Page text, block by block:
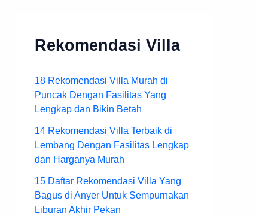
Rekomendasi Villa
18 Rekomendasi Villa Murah di
Puncak Dengan Fasilitas Yang
Lengkap dan Bikin Betah
14 Rekomendasi Villa Terbaik di
Lembang Dengan Fasilitas Lengkap
dan Harganya Murah
15 Daftar Rekomendasi Villa Yang
Bagus di Anyer Untuk Sempurnakan
Liburan Akhir Pekan